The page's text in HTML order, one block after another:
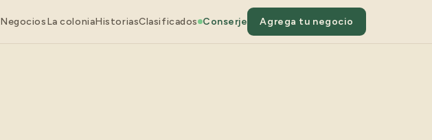
NegociosLa coloniaHistoriasClasificados Conserje Agrega tu negocio